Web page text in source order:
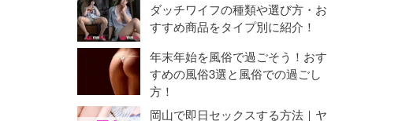
ダッチワイフの種類や選び方・お
すすめ商品をタイプ別に紹介！
年末年始を風俗で過ごそう！おす
すめの風俗3選と風俗での過ごし
方！
岡山で即日セックスする方法｜ヤ